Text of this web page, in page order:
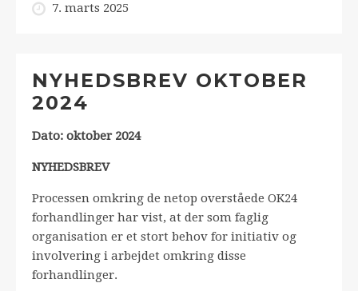
7. marts 2025
NYHEDSBREV OKTOBER
2024
Dato: oktober 2024
NYHEDSBREV
Processen omkring de netop overståede OK24
forhandlinger har vist, at der som faglig
organisation er et stort behov for initiativ og
involvering i arbejdet omkring disse
forhandlinger.